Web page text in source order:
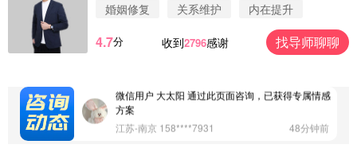
婚姻修复
关系维护 内在提升
4.7分 收到2796感谢 找导师聊聊
案
15分钟前
微信用户 大太阳 通过此页面咨询，已获得专属情感
微信用户 安康 通过此页面咨询，已获得专属情感方
案
四川-成都 136****6402
5分钟前